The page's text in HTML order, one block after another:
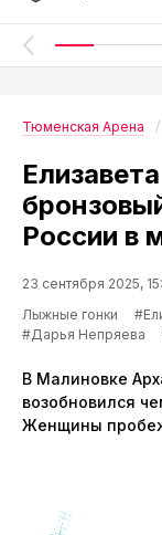
Тюменская Арена
России в
23 сентября 2025,
Лыжные гонки
#Дарья Непряева
В Малиновке
возобновился
Женщины